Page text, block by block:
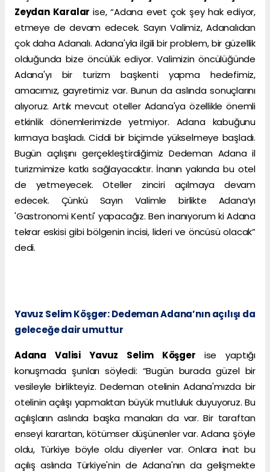
Zeydan Karalarise, “Adana evet çok şey hak ediyor,
etmeye de devam edecek. Sayın Valimiz, Adanalıdan
çok daha Adanalı. Adana'yla ilgili bir problem, bir güzellik
olduğunda bize öncülük ediyor. Valimizin öncülüğünde
Adana'yı bir turizm başkenti yapma hedefimiz,
amacımız, gayretimiz var. Bunun da aslında sonuçlarını
alıyoruz. Artık mevcut oteller Adana'ya özellikle önemli
etkinlik dönemlerimizde yetmiyor. Adana kabuğunu
kırmaya başladı. Ciddi bir biçimde yükselmeye başladı.
Bugün açılışını gerçekleştirdiğimiz Dedeman Adana il
turizmimize katkı sağlayacaktır. İnanın yakında bu otel
de yetmeyecek. Oteller zinciri açılmaya devam
edecek. Çünkü Sayın Valimle birlikte Adana’yı
'Gastronomi Kenti' yapacağız. Ben inanıyorum ki Adana
tekrar eskisi gibi bölgenin incisi, lideri ve öncüsü olacak”
dedi.
Yavuz Selim Köşger: Dedeman Adana’nın açılışı da
geleceğe dair umuttur
Adana Valisi Yavuz Selim Köşger ise yaptığı
konuşmada şunları söyledi: “Bugün burada güzel bir
vesileyle birlikteyiz. Dedeman otelinin Adana'mızda bir
otelinin açılışı yapmaktan büyük mutluluk duyuyoruz. Bu
açılışların aslında başka manaları da var. Bir taraftan
enseyi karartan, kötümser düşünenler var. Adana şöyle
oldu, Türkiye böyle oldu diyenler var. Onlara inat bu
açılış aslında Türkiye'nin de Adana'nın da gelişmekte